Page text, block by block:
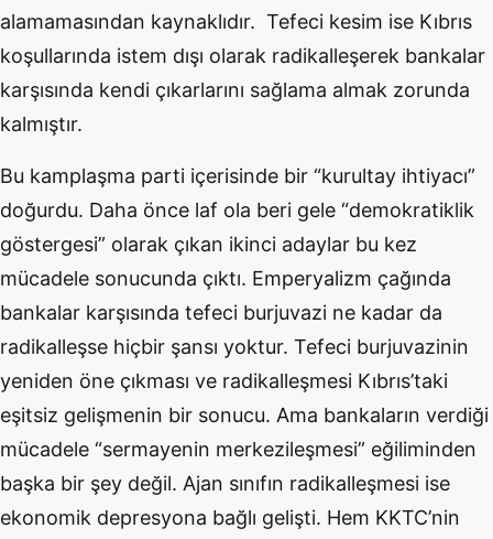
alamamasından kaynaklıdır. Tefeci kesim ise Kıbrıs
koşullarında istem dışı olarak radikalleşerek bankalar
karşısında kendi çıkarlarını sağlama almak zorunda
kalmıştır.
Bu kamplaşma parti içerisinde bir “kurultay ihtiyacı”
doğurdu. Daha önce laf ola beri gele “demokratiklik
göstergesi” olarak çıkan ikinci adaylar bu kez
mücadele sonucunda çıktı. Emperyalizm çağında
bankalar karşısında tefeci burjuvazi ne kadar da
radikalleşse hiçbir şansı yoktur. Tefeci burjuvazinin
yeniden öne çıkması ve radikalleşmesi Kıbrıs’taki
eşitsiz gelişmenin bir sonucu. Ama bankaların verdiği
mücadele “sermayenin merkezileşmesi” eğiliminden
başka bir şey değil. Ajan sınıfın radikalleşmesi ise
ekonomik depresyona bağlı gelişti. Hem KKTC’nin